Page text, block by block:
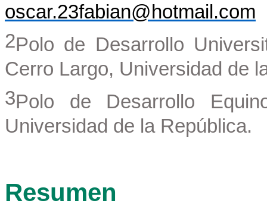
oscar.23fabian@hotmail.com
2Polo de Desarrollo
Cerro Largo, Universidad de
3Polo de Desarrollo
Universidad de la República.
Resumen